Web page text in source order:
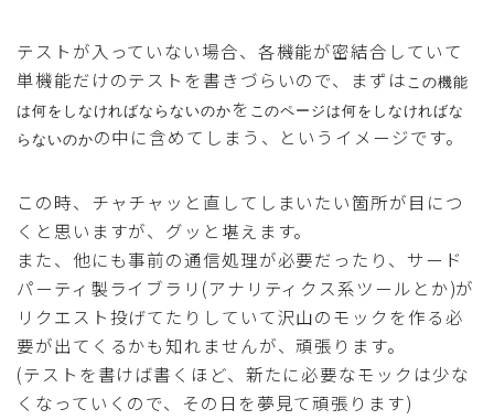
テストが入っていない場合、各機能が密結合していて
単機能だけのテストを書きづらいので、まずは この機能
は何をしなければならないのか を このページは何をしなければな
らないのかの中に含めてしまう、というイメージです。
この時、チャチャッと直してしまいたい箇所が目につ
くと思いますが、グッと堪えます。
また、他にも事前の通信処理が必要だったり、サード
パーティ製ライブラリ(アナリティクス系ツールとか)が
リクエスト投げてたりしていて沢山のモックを作る必
要が出てくるかも知れませんが、頑張ります。
(テストを書けば書くほど、新たに必要なモックは少な
くなっていくので、その日を夢見て頑張ります)